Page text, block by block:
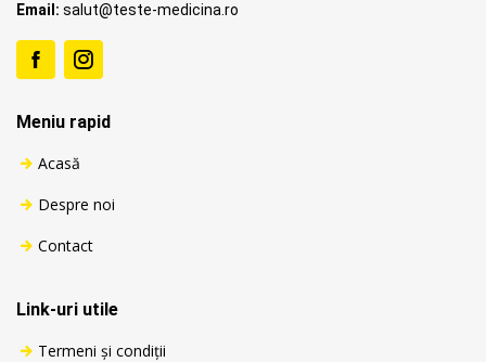
Email: salut@teste-medicina.ro
Meniu rapid
Acasă
Despre noi
Contact
Link-uri utile
Termeni și condiții